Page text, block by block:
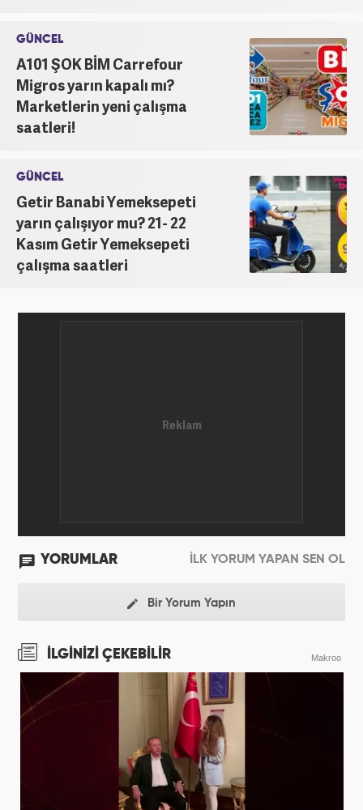
GÜNCEL
A101 ŞOK BİM Carrefour
Migros yarın kapalı mı?
Marketlerin yeni çalışma
saatleri!
GÜNCEL
Getir Banabi Yemeksepeti
yarın çalışıyor mu? 21- 22
Kasım Getir Yemeksepeti
çalışma saatleri
YORUMLAR İLK YORUM YAPAN SEN OL
Bir Yorum Yapın
İLGİNİZİ ÇEKEBİLİR Makroo